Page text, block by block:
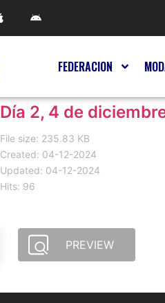
FEDERACION
Día 2, 4 de
File size: 235.83 KB
Created: 04-12-2024
Updated: 04-12-2024
Hits: 96
PREVIEW